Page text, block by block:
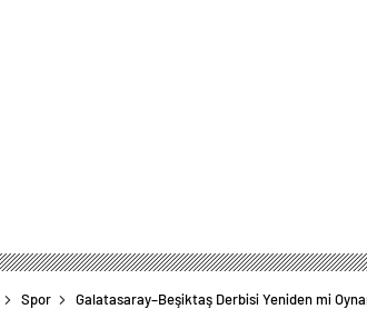
Spor Galatasaray–Beşiktaş Derbisi Yeniden mi